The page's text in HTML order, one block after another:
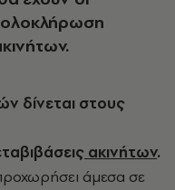
ολοκλήρωση
δίνεται στους
ακινήτων.
άμεσα σε